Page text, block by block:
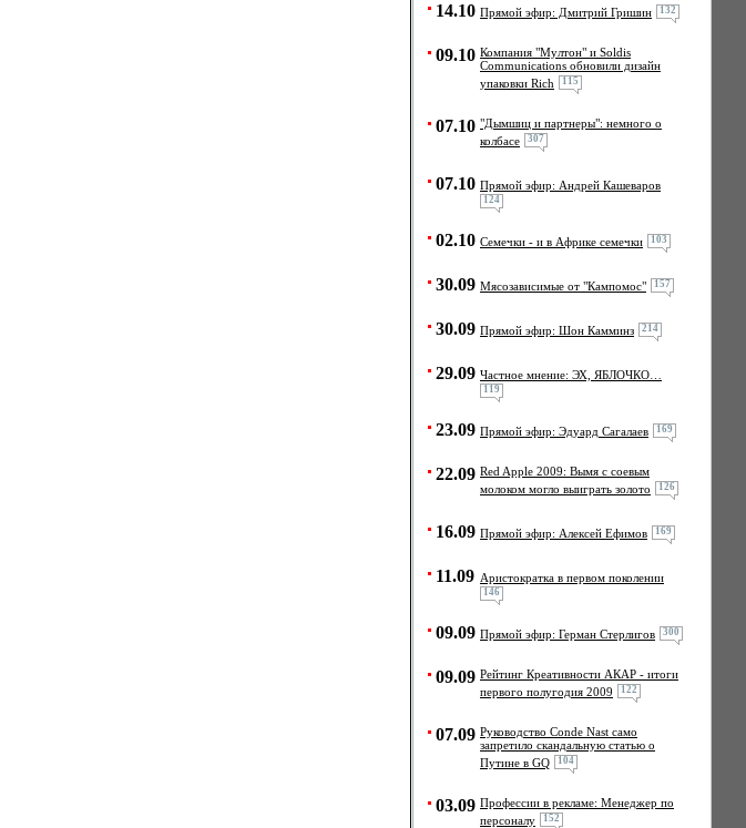
14.10 Прямой эфир: Дмитрий Гришин 132
09.10 Компания "Мултон" и Soldis
Communications обновили дизайн
упаковки Rich
115
07.10 "Дымшиц и партнеры": немного о
колбасе
307
07.10 Прямой эфир: Андрей Кашеваров
124
02.10 Семечки - и в Африке семечки 103
30.09 Мясозависимые от "Кампомос" 157
30.09 Прямой эфир: Шон Камминз 214
29.09 Частное мнение: ЭХ, ЯБЛОЧКО…
119
23.09 Прямой эфир: Эдуард Сагалаев 169
22.09 Red Apple 2009: Вымя с соевым
молоком могло выиграть золото
126
16.09 Прямой эфир: Алексей Ефимов 169
11.09 Аристократка в первом поколении
146
09.09 Прямой эфир: Герман Стерлигов 300
09.09 Рейтинг Креативности АКАР - итоги
первого полугодия 2009
122
07.09 Руководство Conde Nast само
запретило скандальную статью о
Путине в GQ
104
03.09 Профессии в рекламе: Менеджер по
персоналу
152